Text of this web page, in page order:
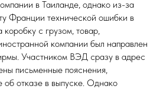
в Таиланде, однако из-за
Франции технической ошибки в
с грузом, товар,
компании был направлен
Участником ВЭД сразу в адрес
письменные пояснения,
отказе в выпуске. Однако